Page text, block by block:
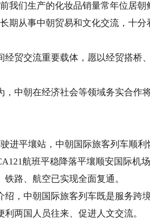
们生产的化妆品销量常年位居朝
期从事中朝贸易和文化交流，十分
贸交流重要载体，愿以经贸搭桥
中朝在经济社会等领域务实合作
平壤站，中朝国际旅客列车顺利
航班平稳降落平壤顺安国际机
路、航空已实现全面复通。
，中朝国际旅客列车既是服务跨
两国人员往来、促进人文交流。